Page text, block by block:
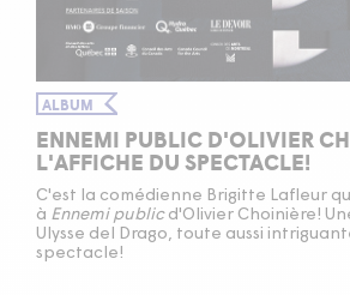
ALBUM
ENNEMI PUBLIC D'OLIVIER
L'AFFICHE DU SPECTACLE!
C'est la comédienne Brigitte Lafleur
à Ennemi publicd'Olivier Choinière!
Ulysse del Drago, toute aussi
spectacle!